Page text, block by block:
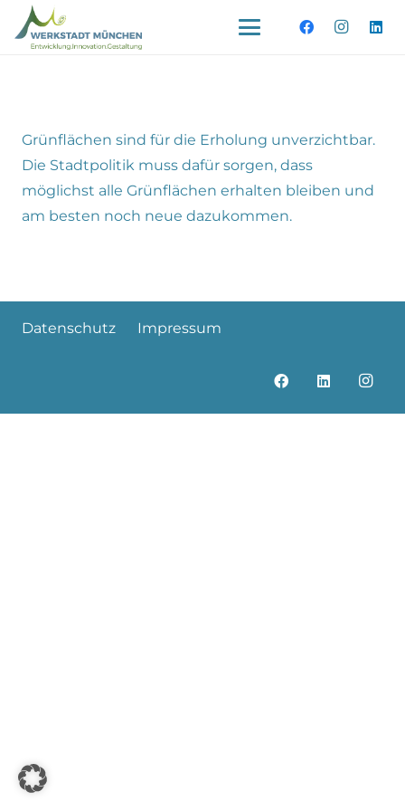
Grünflächen sind für die Erholung unverzichtbar.
Die Stadtpolitik muss dafür sorgen, dass
möglichst alle Grünflächen erhalten bleiben und
am besten noch neue dazukommen.
Datenschutz Impressum